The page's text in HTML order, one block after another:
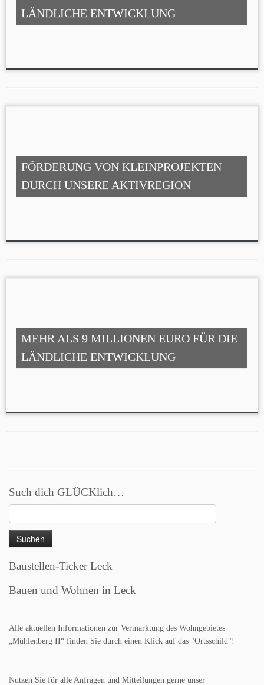
LÄNDLICHE ENTWICKLUNG
FÖRDERUNG VON KLEINPROJEKTEN
DURCH UNSERE AKTIVREGION
MEHR ALS 9 MILLIONEN EURO FÜR DIE
LÄNDLICHE ENTWICKLUNG
Such dich GLÜCKlich…
nach:
Baustellen-Ticker Leck
Bauen und Wohnen in Leck
Alle aktuellen Informationen zur Vermarktung des Wohngebietes
„Mühlenberg II“ finden Sie durch einen Klick auf das "Ortsschild"!
Nutzen Sie für alle Anfragen und Mitteilungen gerne unser